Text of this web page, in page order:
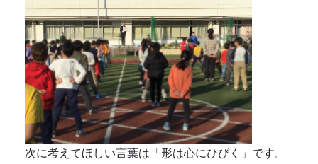
次に考えてほしい言葉は「形は心にひびく」です。